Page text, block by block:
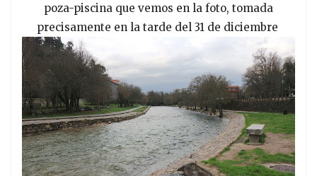
poza-piscina que vemos en la foto, tomada
precisamente en la tarde del 31 de diciembre